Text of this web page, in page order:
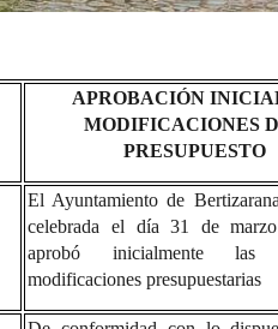
APROBACIÓN
MODIFICACIONES
PRESUPUESTO
El Ayuntamiento de
celebrada el día 31 de
aprobó inicialmente las
modificaciones presupuestarias